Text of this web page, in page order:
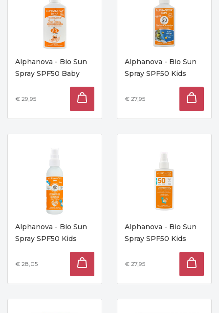
Alphanova - Bio Sun
Spray SPF50 Baby
€ 29,95
Alphanova - Bio Sun
Spray SPF50 Kids
€ 27,95
Alphanova - Bio Sun
Spray SPF50 Kids
€ 28,05
Alphanova - Bio Sun
Spray SPF50 Kids
€ 27,95